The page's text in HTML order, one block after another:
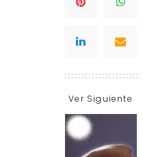
Ver Siguiente